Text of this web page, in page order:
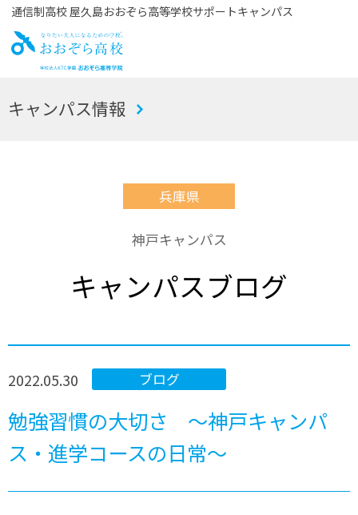
通信制高校 屋久島おおぞら高等学校サポートキャンパス
お
キャンパス情報
兵庫県
神戸キャンパス
キャンパスブログ
ブログ
2022.05.30
勉強習慣の大切さ ～神戸キャンパ
ス・進学コースの日常～